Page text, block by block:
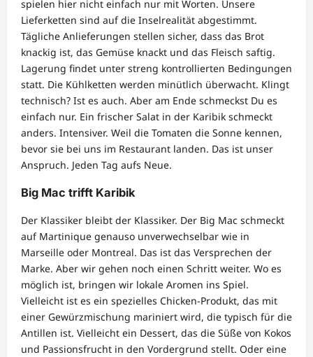
spielen hier nicht einfach nur mit Worten. Unsere
Lieferketten sind auf die Inselrealität abgestimmt.
Tägliche Anlieferungen stellen sicher, dass das Brot
knackig ist, das Gemüse knackt und das Fleisch saftig.
Lagerung findet unter streng kontrollierten Bedingungen
statt. Die Kühlketten werden minütlich überwacht. Klingt
technisch? Ist es auch. Aber am Ende schmeckst Du es
einfach nur. Ein frischer Salat in der Karibik schmeckt
anders. Intensiver. Weil die Tomaten die Sonne kennen,
bevor sie bei uns im Restaurant landen. Das ist unser
Anspruch. Jeden Tag aufs Neue.
Big Mac trifft Karibik
Der Klassiker bleibt der Klassiker. Der Big Mac schmeckt
auf Martinique genauso unverwechselbar wie in
Marseille oder Montreal. Das ist das Versprechen der
Marke. Aber wir gehen noch einen Schritt weiter. Wo es
möglich ist, bringen wir lokale Aromen ins Spiel.
Vielleicht ist es ein spezielles Chicken-Produkt, das mit
einer Gewürzmischung mariniert wird, die typisch für die
Antillen ist. Vielleicht ein Dessert, das die Süße von Kokos
und Passionsfrucht in den Vordergrund stellt. Oder eine